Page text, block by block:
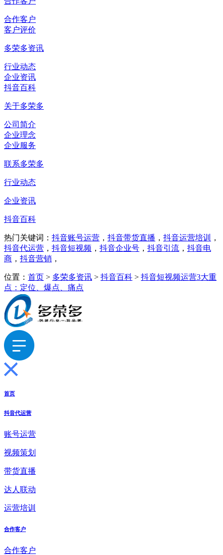
合作客户
客户评价
多荣多资讯
行业动态
企业资讯
抖音百科
关于多荣多
公司简介
企业理念
企业服务
联系多荣多
行业动态
企业资讯
抖音百科
热门关键词： 抖音账号运营 ， 抖音带货直播 ， 抖音运营培训
，
抖音代运营 ， 抖音短视频 ， 抖音企业号 ， 抖音引流 ， 抖音电
商 ， 抖音营销 ，
位置： 首页 > 多荣多资讯 > 抖音百科 > 抖音短视频运营3大重
点：定位、爆点、痛点
首页
抖音代运营
账号运营
视频策划
带货直播
达人联动
运营培训
合作客户
合作客户